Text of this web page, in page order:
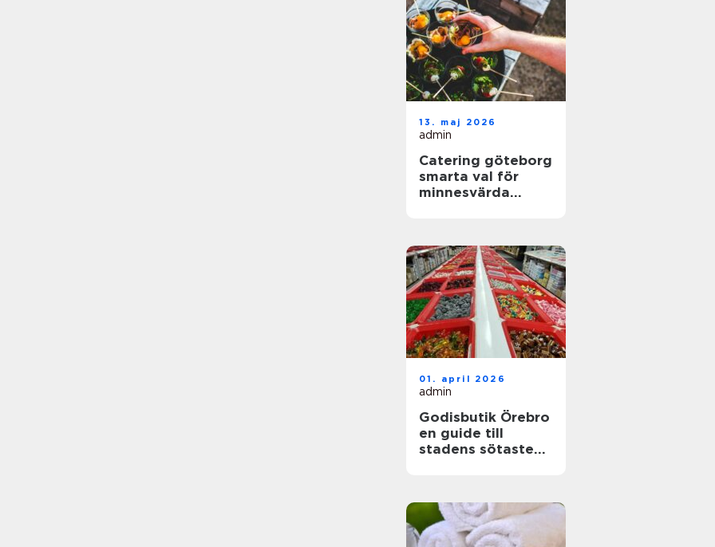
13. maj 2026
admin
Catering göteborg
smarta val för
minnesvärda
01. april 2026
admin
Godisbutik Örebro
en guide till
stadens sötaste